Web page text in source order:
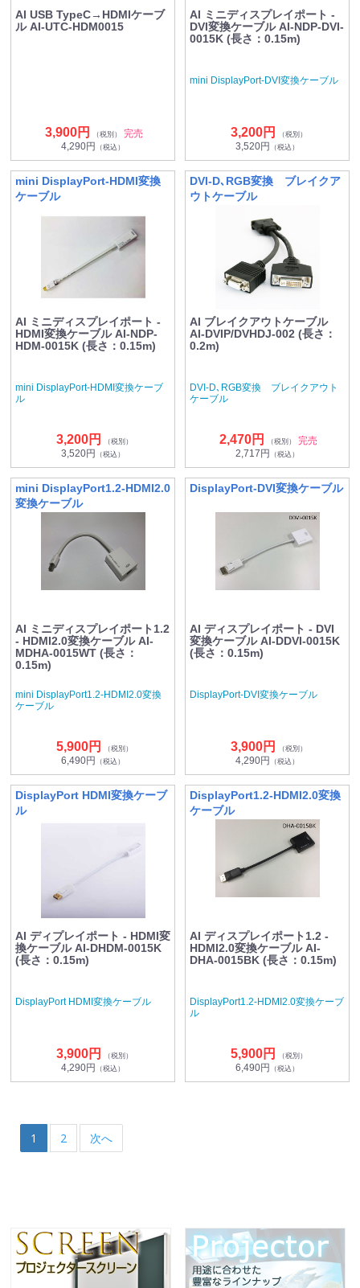
AI USB TypeC→HDMIケーブ
ル AI-UTC-HDM0015
3,900円 （税別）
完売
4,290円 （税込）
AI ミニディスプレイポート -
DVI変換ケーブル AI-NDP-DVI-
0015K (長さ：0.15m)
mini DisplayPort-DVI変換ケーブル
3,200円 （税別）
3,520円 （税込）
mini DisplayPort-HDMI変換
ケーブル
AI ミニディスプレイポート -
HDMI変換ケーブル AI-NDP-
HDM-0015K (長さ：0.15m)
mini DisplayPort-HDMI変換ケーブ
ル
3,200円 （税別）
3,520円 （税込）
DVI-D､RGB変換 ブレイクア
ウトケーブル
AI ブレイクアウトケーブル
AI-DVIP/DVHDJ-002 (長さ：
0.2m)
DVI-D､RGB変換 ブレイクアウト
ケーブル
2,470円 （税別）
完売
2,717円 （税込）
mini DisplayPort1.2-HDMI2.0
変換ケーブル
AI ミニディスプレイポート1.2
- HDMI2.0変換ケーブル AI-
MDHA-0015WT (長さ：
0.15m)
mini DisplayPort1.2-HDMI2.0変換
ケーブル
5,900円 （税別）
6,490円 （税込）
DisplayPort-DVI変換ケーブル
AI ディスプレイポート - DVI
変換ケーブル AI-DDVI-0015K
(長さ：0.15m)
DisplayPort-DVI変換ケーブル
3,900円 （税別）
4,290円 （税込）
DisplayPort HDMI変換ケーブ
ル
AI ディプレイポート - HDMI変
換ケーブル AI-DHDM-0015K
(長さ：0.15m)
DisplayPort HDMI変換ケーブル
3,900円 （税別）
4,290円 （税込）
DisplayPort1.2-HDMI2.0変換
ケーブル
AI ディスプレイポート1.2 -
HDMI2.0変換ケーブル AI-
DHA-0015BK (長さ：0.15m)
DisplayPort1.2-HDMI2.0変換ケーブ
ル
5,900円 （税別）
6,490円 （税込）
1 2 次へ